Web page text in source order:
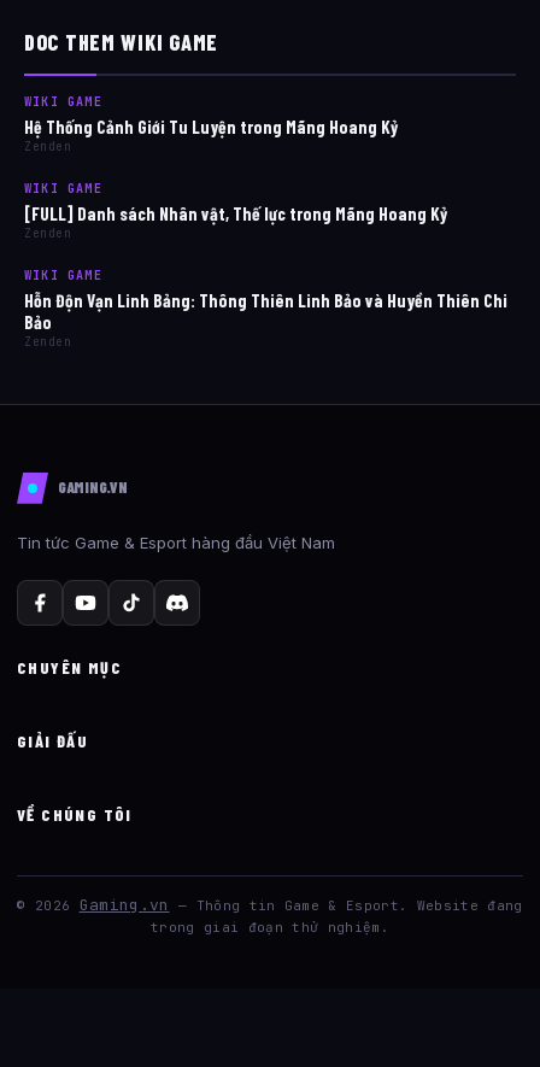
DOC THEM WIKI GAME
WIKI GAME
Hệ Thống Cảnh Giới Tu Luyện trong Mãng Hoang Kỷ
Zenden
WIKI GAME
[FULL] Danh sách Nhân vật, Thế lực trong Mãng Hoang Kỷ
Zenden
WIKI GAME
Hỗn Độn Vạn Linh Bảng: Thông Thiên Linh Bảo và Huyền Thiên Chi
Bảo
Zenden
GAMING.VN
Tin tức Game & Esport hàng đầu Việt Nam
CHUYÊN MỤC
GIẢI ĐẤU
VỀ CHÚNG TÔI
© 2026 Gaming.vn
— Thông tin Game & Esport. Website đang
trong giai đoạn thử nghiệm.